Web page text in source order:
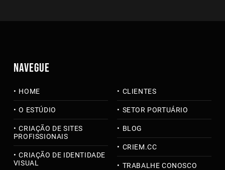
NAVEGUE
HOME
O ESTÚDIO
CRIAÇÃO DE SITES
PROFISSIONAIS
CRIAÇÃO DE IDENTIDADE
VISUAL
CLIENTES
SETOR PORTUÁRIO
BLOG
CRIEM.CC
TRABALHE CONOSCO